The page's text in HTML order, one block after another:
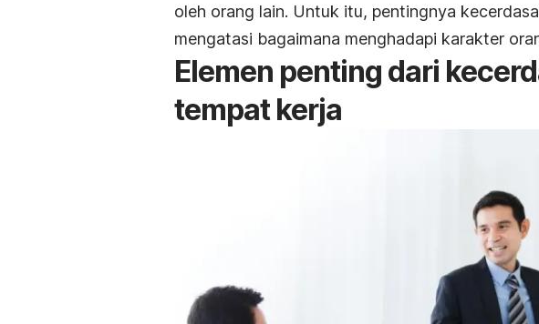
oleh orang lain. Untuk itu, pentingnya
mengatasi bagaimana menghadapi karakter
Elemen penting dari
tempat kerja